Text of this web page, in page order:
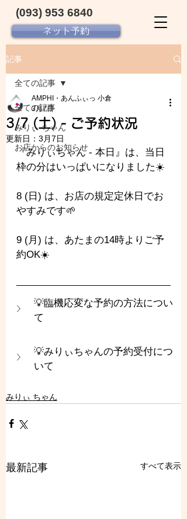
ネット予約
(093) 953 6840‬
記事
全ての記事
みりぃ ちゃん
お店からのお知らせ
全ての記事
3/7 (土) - ご予約状況
AMPHI・あんふぃっ 小倉
3月7日
更新日： 3月7日
『みりぃちゃん - 本日』は、当日
枠の分はいっぱいになりました☀️
8 (日) は、お店の規定定休日でお
やすみです🌱
9 (月) は、あたまの14時よりご予
約OK☀️
💡臨機応変な予約の方法につい
て
💡みりぃちゃんの予約受付につ
いて
みりぃ ちゃん
最新記事 すべて表示